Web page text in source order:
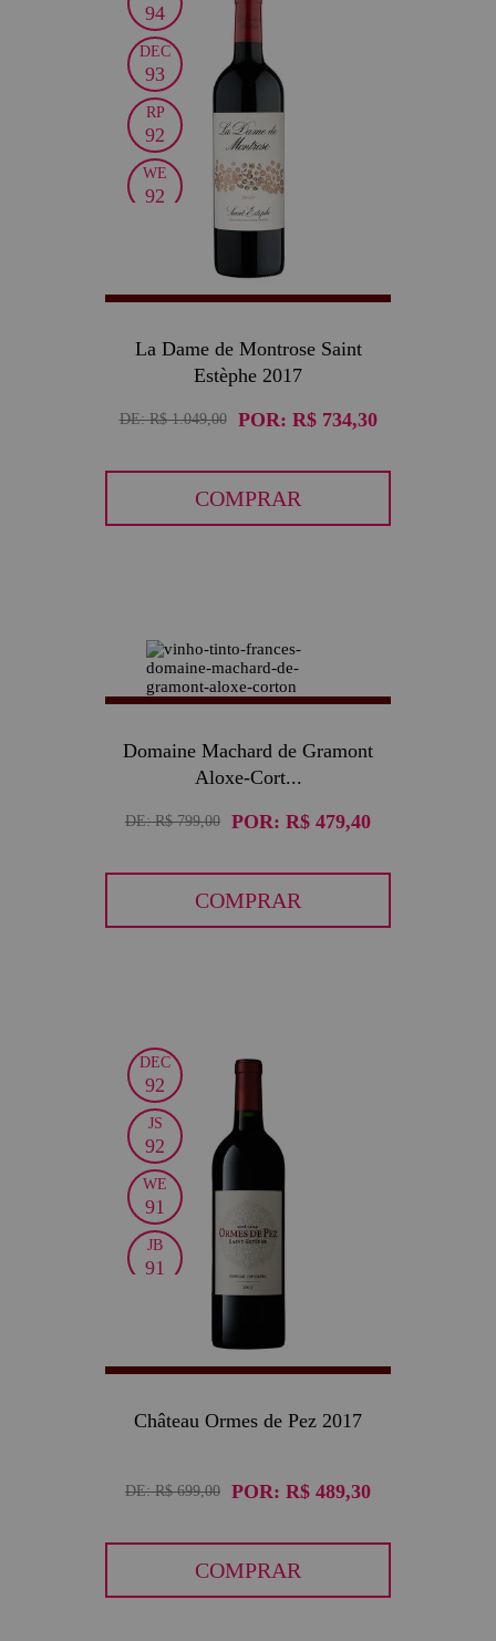
94
DEC
93
RP
92
WE
92
La Dame de Montrose Saint
Estèphe 2017
DE:R$ 1.049,00 POR: R$ 734,30
COMPRAR
Domaine Machard de Gramont
Aloxe-Cort...
DE:R$ 799,00 POR: R$ 479,40
COMPRAR
DEC
92
JS
92
WE
91
JB
91
Château Ormes de Pez 2017
DE:R$ 699,00 POR: R$ 489,30
COMPRAR